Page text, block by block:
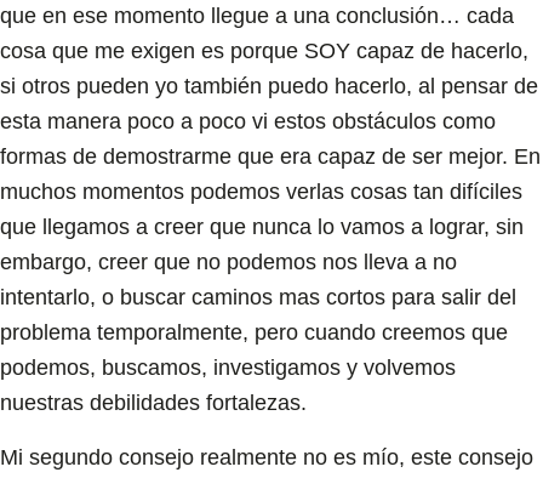
que en ese momento llegue a una conclusión… cada
cosa que me exigen es porque SOY capaz de hacerlo,
si otros pueden yo también puedo hacerlo, al pensar de
esta manera poco a poco vi estos obstáculos como
formas de demostrarme que era capaz de ser mejor. En
muchos momentos podemos verlas cosas tan difíciles
que llegamos a creer que nunca lo vamos a lograr, sin
embargo, creer que no podemos nos lleva a no
intentarlo, o buscar caminos mas cortos para salir del
problema temporalmente, pero cuando creemos que
podemos, buscamos, investigamos y volvemos
nuestras debilidades fortalezas.
Mi segundo consejo realmente no es mío, este consejo